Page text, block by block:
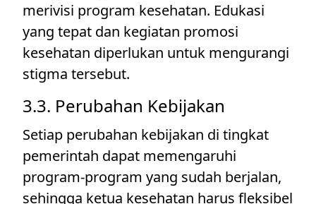
merivisi program kesehatan. Edukasi
yang tepat dan kegiatan promosi
kesehatan diperlukan untuk mengurangi
stigma tersebut.
3.3. Perubahan Kebijakan
Setiap perubahan kebijakan di tingkat
pemerintah dapat memengaruhi
program-program yang sudah berjalan,
sehingga ketua kesehatan harus fleksibel